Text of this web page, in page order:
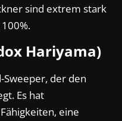
sind extrem stark
Hariyama)
Sweeper, der den
Es hat
eine